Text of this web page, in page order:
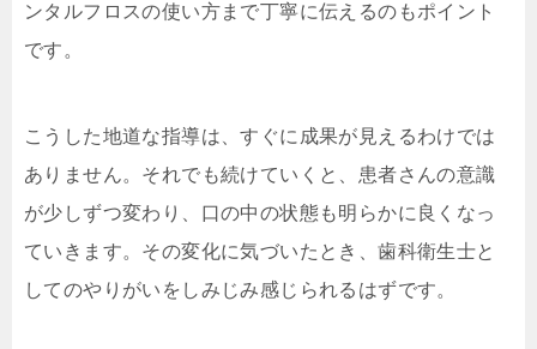
ンタルフロスの使い方まで丁寧に伝えるのもポイント
です。
こうした地道な指導は、すぐに成果が見えるわけでは
ありません。それでも続けていくと、患者さんの意識
が少しずつ変わり、口の中の状態も明らかに良くなっ
ていきます。その変化に気づいたとき、歯科衛生士と
してのやりがいをしみじみ感じられるはずです。